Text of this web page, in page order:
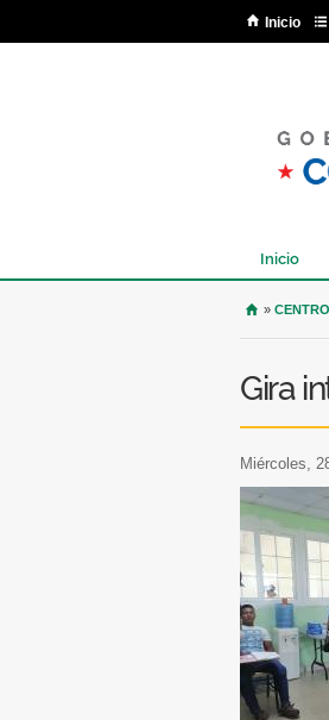
Inicio
Inicio
USTED
»
Gira
miércoles,